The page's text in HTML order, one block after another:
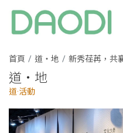
道・地
道·活動
首頁 道・地 新秀荏苒，共